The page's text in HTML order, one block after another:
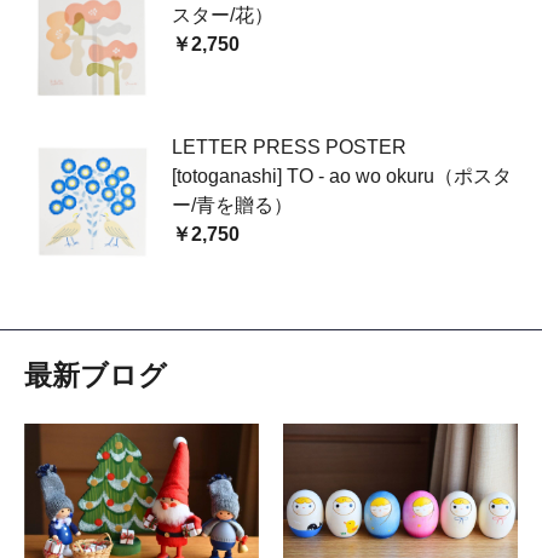
スター/花）
￥2,750
LETTER PRESS POSTER
[totoganashi] TO - ao wo okuru（ポスタ
ー/青を贈る）
￥2,750
最新ブログ